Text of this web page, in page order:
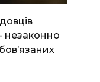
незаконно